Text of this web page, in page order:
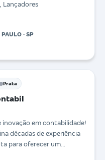
Lançadores
PAULO · SP
Prata
inovação em contabilidade!
décadas de experiência
para oferecer um